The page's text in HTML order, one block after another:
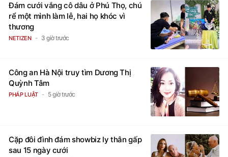
Đám cưới vắng cô dâu ở Phú Thọ, chú
rể một mình làm lễ, hai họ khóc vì
thương
NETIZEN 3 giờ trước
Công an Hà Nội truy tìm Dương Thị
Quỳnh Tâm
PHÁP LUẬT 5 giờ trước
Cặp đôi đình đám showbiz ly thân gấp
sau 15 ngày cưới